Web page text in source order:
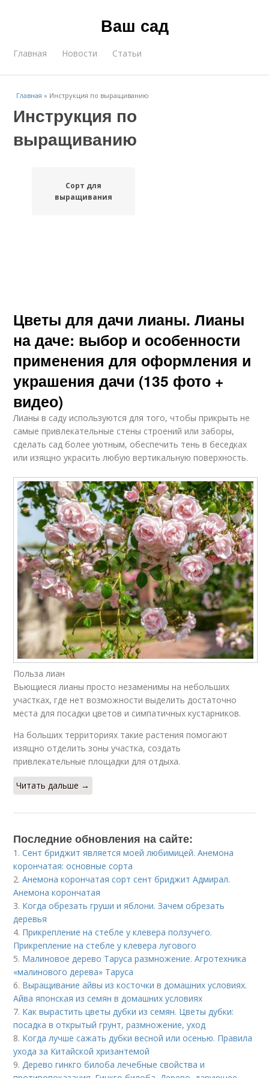
Ваш сад
Главная Новости Статьи
Главная » Инструкция по выращиванию
Инструкция по
выращиванию
Сорт для
выращивания
Цветы для дачи лианы. Лианы
на даче: выбор и особенности
применения для оформления и
украшения дачи (135 фото +
видео)
Лианы в саду используются для того, чтобы прикрыть не
самые привлекательные стены строений или заборы,
сделать сад более уютным, обеспечить тень в беседках
или изящно украсить любую вертикальную поверхность.
Польза лиан
Вьющиеся лианы просто незаменимы на небольших
участках, где нет возможности выделить достаточно
места для посадки цветов и симпатичных кустарников.
На больших территориях такие растения помогают
изящно отделить зоны участка, создать
привлекательные площадки для отдыха.
Читать дальше →
Последние обновления на сайте:
1.Сент бриджит является моей любимицей. Анемона
корончатая: основные сорта
2.Анемона корончатая сорт сент бриджит Адмирал.
Анемона корончатая
3. Когда обрезать груши и яблони. Зачем обрезать
деревья
4. Прикрепление на стебле у клевера ползучего.
Прикрепление на стебле у клевера лугового
5. Малиновое дерево Таруса размножение. Агротехника
«малинового дерева» Таруса
6. Выращивание айвы из косточки в домашних условиях.
Айва японская из семян в домашних условиях
7. Как вырастить цветы дубки из семян. Цветы дубки:
посадка в открытый грунт, размножение, уход
8. Когда лучше сажать дубки весной или осенью. Правила
ухода за Китайской хризантемой
9. Дерево гинкго билоба лечебные свойства и